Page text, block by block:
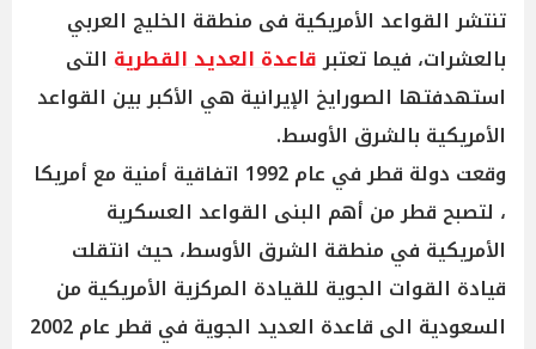
تنتشر القواعد الأمريكية فى منطقة الخليج العربي
بالعشرات، فيما تعتبرقاعدة العديد القطرية التى
استهدفتها الصورايخ الإيرانية هي الأكبر بين القواعد
الأمريكية بالشرق الأوسط.
وقعت دولة قطر في عام 1992 اتفاقية أمنية مع أمريكا
، لتصبح قطر من أهم البنى القواعد العسكرية
الأمريكية في منطقة الشرق الأوسط، حيث انتقلت
قيادة القوات الجوية للقيادة المركزية الأمريكية من
السعودية الى قاعدة العديد الجوية في قطر عام 2002